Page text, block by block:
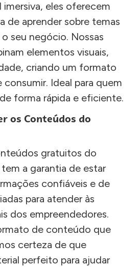
imersiva, eles oferecem
de aprender sobre temas
seu negócio. Nossas
elementos visuais,
criando um formato
Ideal para quem
forma rápida e eficiente.
os Conteúdos do
gratuitos do
a garantia de estar
confiáveis e de
para atender às
dos empreendedores.
de conteúdo que
certeza de que
perfeito para ajudar